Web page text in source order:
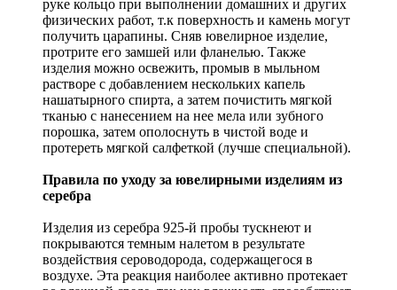
руке кольцо при выполнении домашних и других
физических работ, т.к поверхность и камень могут
получить царапины. Сняв ювелирное изделие,
протрите его замшей или фланелью. Также
изделия можно освежить, промыв в мыльном
растворе с добавлением нескольких капель
нашатырного спирта, а затем почистить мягкой
тканью с нанесением на нее мела или зубного
порошка, затем ополоснуть в чистой воде и
протереть мягкой салфеткой (лучше специальной).
Правила по уходу за ювелирными изделиям из
серебра
Изделия из серебра 925-й пробы тускнеют и
покрываются темным налетом в результате
воздействия сероводорода, содержащегося в
воздухе. Эта реакция наиболее активно протекает